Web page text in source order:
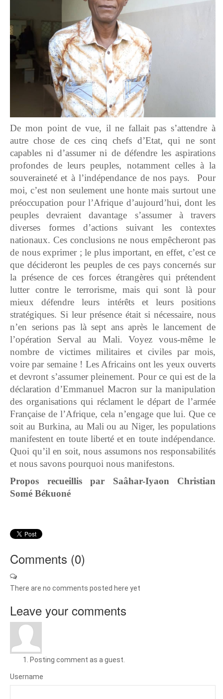
De mon point de vue, il ne fallait pas s’attendre à
autre chose de ces cinq chefs d’Etat, qui ne sont
capables ni d’assumer ni de défendre les aspirations
profondes de leurs peuples, notamment celles à la
souveraineté et à l’indépendance de nos pays. Pour
moi, c’est non seulement une honte mais surtout une
préoccupation pour l’Afrique d’aujourd’hui, dont les
peuples devraient davantage s’assumer à travers
diverses formes d’actions suivant les contextes
nationaux. Ces conclusions ne nous empêcheront pas
de nous exprimer ; le plus important, en effet, c’est ce
que décideront les peuples de ces pays concernés sur
la présence de ces forces étrangères qui prétendent
lutter contre le terrorisme, mais qui sont là pour
mieux défendre leurs intérêts et leurs positions
stratégiques. Si leur présence était si nécessaire, nous
n’en serions pas là sept ans après le lancement de
l’opération Serval au Mali. Voyez vous-même le
nombre de victimes militaires et civiles par mois,
voire par semaine ! Les Africains ont les yeux ouverts
et devront s’assumer pleinement. Pour ce qui est de la
déclaration d’Emmanuel Macron sur la manipulation
des organisations qui réclament le départ de l’armée
Française de l’Afrique, cela n’engage que lui. Que ce
soit au Burkina, au Mali ou au Niger, les populations
manifestent en toute liberté et en toute indépendance.
Quoi qu’il en soit, nous assumons nos responsabilités
et nous savons pourquoi nous manifestons.
Propos recueillis par Saâhar-Iyaon Christian
Somé Békuoné
Comments (0)
There are no comments posted here yet
Leave your comments
Posting comment as a guest.
Username